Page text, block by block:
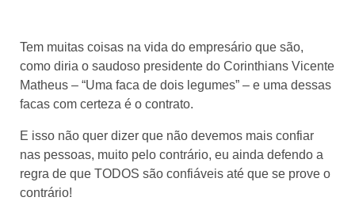
Tem muitas coisas na vida do empresário que são,
como diria o saudoso presidente do Corinthians Vicente
Matheus – “Uma faca de dois legumes” – e uma dessas
facas com certeza é o contrato.
E isso não quer dizer que não devemos mais confiar
nas pessoas, muito pelo contrário, eu ainda defendo a
regra de que TODOS são confiáveis até que se prove o
contrário!